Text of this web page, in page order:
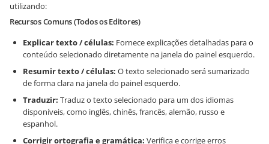
utilizando:
Recursos Comuns (Todos os Editores)
Explicar texto / células: Fornece explicações detalhadas para o
conteúdo selecionado diretamente na janela do painel esquerdo.
Resumir texto / células: O texto selecionado será sumarizado
de forma clara na janela do painel esquerdo.
Traduzir: Traduz o texto selecionado para um dos idiomas
disponíveis, como inglês, chinês, francês, alemão, russo e
espanhol.
Corrigir ortografia e gramática: Verifica e corrige erros